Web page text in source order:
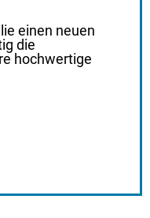
einen neuen
die
hochwertige